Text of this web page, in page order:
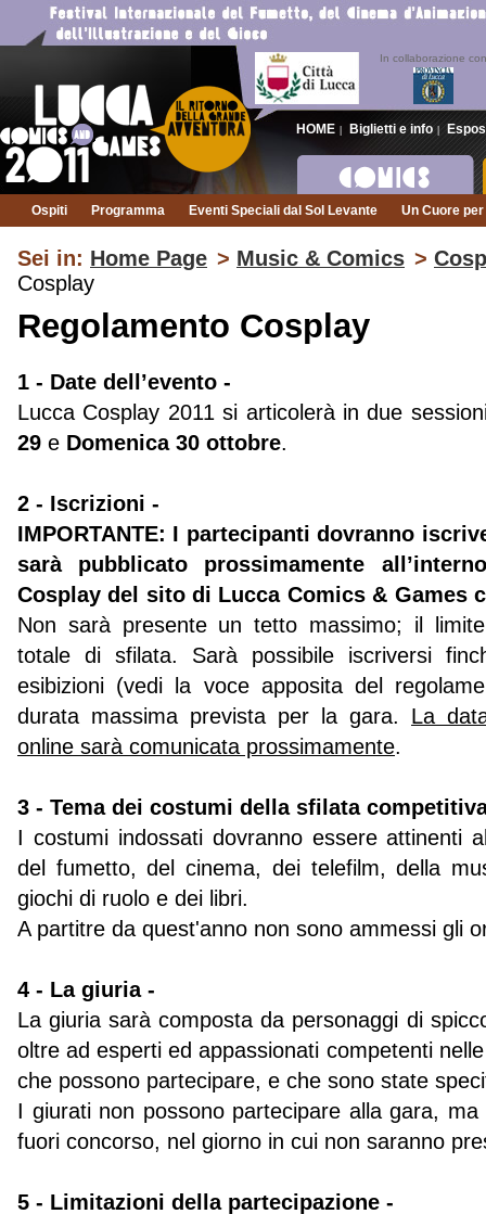
In collaborazione con
HOME | Biglietti e info |
Ospiti Programma Eventi Speciali dal Sol Levante Un Cuore
Sei in: Home Page > Music & Comics >
Cosplay
Regolamento Cosplay
1 - Date dell’evento -
Lucca Cosplay 2011 si articolerà in due
29 e Domenica 30 ottobre.
2 - Iscrizioni -
IMPORTANTE: I partecipanti dovranno
sarà pubblicato prossimamente
Cosplay del sito di Lucca Comics & Games
Non sarà presente un tetto massimo; il
totale di sfilata. Sarà possibile iscriversi
esibizioni (vedi la voce apposita del
durata massima prevista per la gara. La
online sarà comunicata prossimamente.
3 - Tema dei costumi della sfilata
I costumi indossati dovranno essere attinenti
del fumetto, del cinema, dei telefilm, della
giochi di ruolo e dei libri.
A partitre da quest'anno non sono ammessi gli
4 - La giuria -
La giuria sarà composta da personaggi di
oltre ad esperti ed appassionati competenti
che possono partecipare, e che sono state
I giurati non possono partecipare alla gara,
fuori concorso, nel giorno in cui non saranno
5 - Limitazioni della partecipazione -